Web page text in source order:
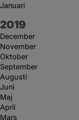
Januari
År:
2019
December
November
Oktober
September
Augusti
Juni
Maj
April
Mars